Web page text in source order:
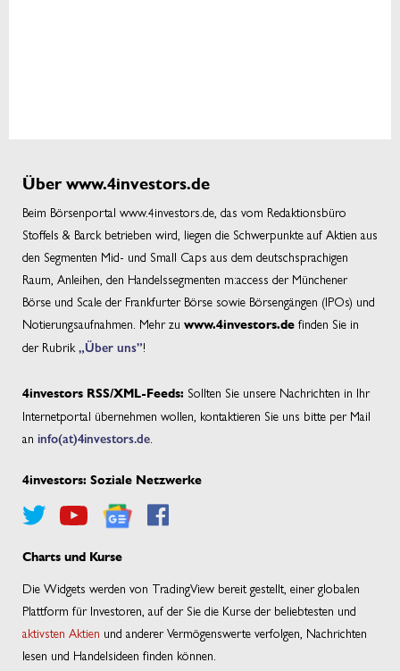
Über www.4investors.de
Beim Börsenportal www.4investors.de, das vom Redaktionsbüro
Stoffels & Barck betrieben wird, liegen die Schwerpunkte auf Aktien aus
den Segmenten Mid- und Small Caps aus dem deutschsprachigen
Raum, Anleihen, den Handelssegmenten m:access der Münchener
Börse und Scale der Frankfurter Börse sowie Börsengängen (IPOs) und
Notierungsaufnahmen. Mehr zu www.4investors.de finden Sie in
der Rubrik „Über uns”!
4investors RSS/XML-Feeds: Sollten Sie unsere Nachrichten in Ihr
Internetportal übernehmen wollen, kontaktieren Sie uns bitte per Mail
an info(at)4investors.de
4investors: Soziale Netzwerke
Charts und Kurse
Die Widgets werden von TradingView bereit gestellt, einer globalen
Plattform für Investoren, auf der Sie die Kurse der beliebtesten und
aktivsten Aktien und anderer Vermögenswerte verfolgen, Nachrichten
lesen und Handelsideen finden können.